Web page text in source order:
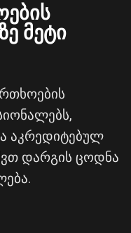
მეტი
აკრედიტებულ
დარგის ცოდნა